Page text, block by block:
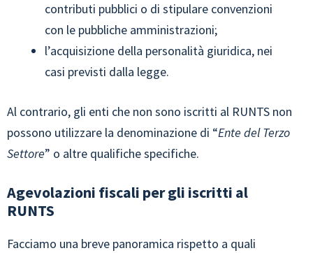
contributi pubblici o di stipulare convenzioni
con le pubbliche amministrazioni;
l’acquisizione della personalità giuridica, nei
casi previsti dalla legge.
Al contrario, gli enti che non sono iscritti al RUNTS non
possono utilizzare la denominazione di “Ente del Terzo
Settore” o altre qualifiche specifiche.
Agevolazioni fiscali per gli iscritti al
RUNTS
Facciamo una breve panoramica rispetto a quali